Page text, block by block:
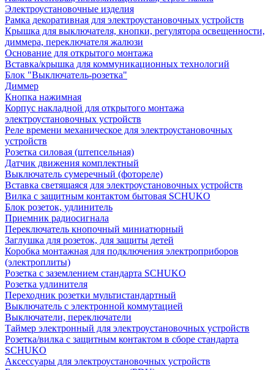
Электроустановочные изделия
Рамка декоративная для электроустановочных устройств
Крышка для выключателя, кнопки, регулятора освещенности,
диммера, переключателя жалюзи
Основание для открытого монтажа
Вставка/крышка для коммуникационных технологий
Блок "Выключатель-розетка"
Диммер
Кнопка нажимная
Корпус накладной для открытого монтажа
электроустановочных устройств
Реле времени механическое для электроустановочных
устройств
Розетка силовая (штепсельная)
Датчик движения комплектный
Выключатель сумеречный (фотореле)
Вставка светящаяся для электроустановочных устройств
Вилка с защитным контактом бытовая SCHUKO
Блок розеток, удлинитель
Приемник радиосигнала
Переключатель кнопочный миниатюрный
Заглушка для розеток, для защиты детей
Коробка монтажная для подключения электроприборов
(электроплиты)
Розетка с заземлением стандарта SCHUKO
Розетка удлинителя
Переходник розетки мультистандартный
Выключатель с электронной коммутацией
Выключатели, переключатели
Таймер электронный для электроустановочных устройств
Розетка/вилка с защитным контактом в сборе стандарта
SCHUKO
Аксессуары для электроустановочных устройств